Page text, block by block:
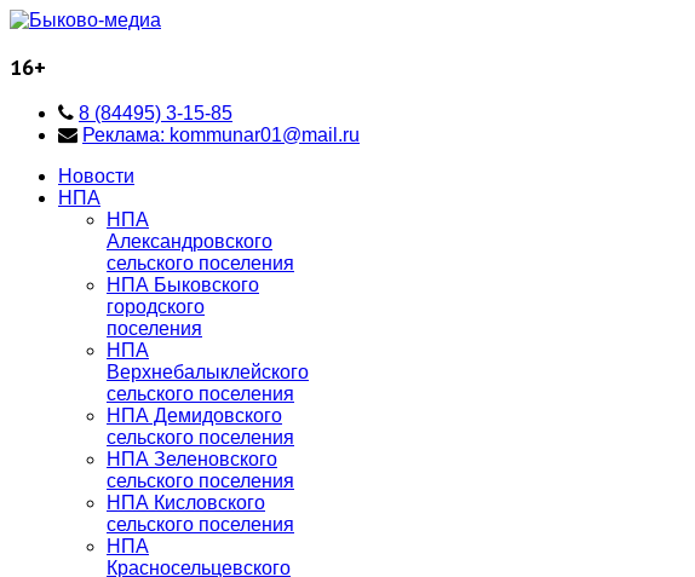
16+
8 (84495) 3-15-85
Реклама: kommunar01@mail.ru
Новости
НПА
НПА
Александровского
сельского поселения
НПА Быковского
городского
поселения
НПА
Верхнебалыклейского
сельского поселения
НПА Демидовского
сельского поселения
НПА Зеленовского
сельского поселения
НПА Кисловского
сельского поселения
НПА
Красносельцевского